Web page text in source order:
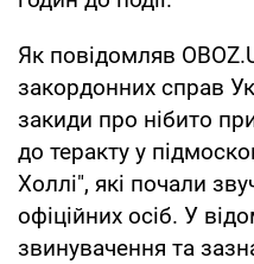
Як повідомляв
закордонних справ
закиди про нібито
до теракту у
Холлі", які почали
офіційних осіб. У
звинувачення та